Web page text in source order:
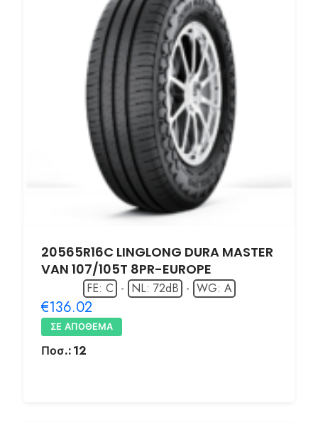
20565R16C LINGLONG DURA MASTER
VAN 107/105T 8PR-EUROPE
FE: C - NL: 72dB - WG: A
€136.02
ΣΕ ΑΠΌΘΕΜΑ
Ποσ.:12